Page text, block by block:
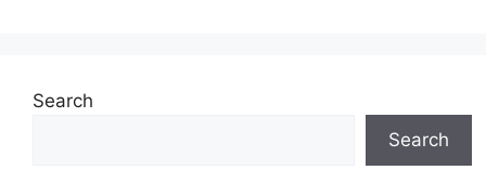
Search
Search